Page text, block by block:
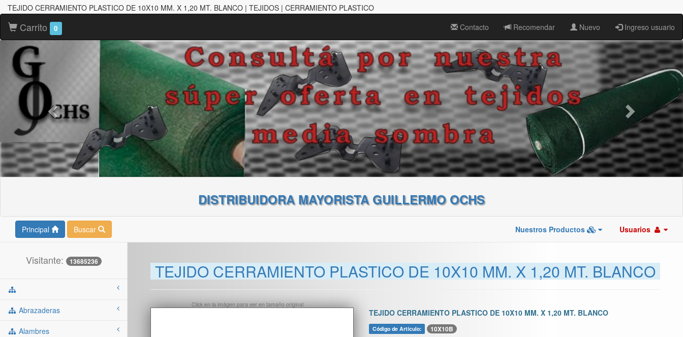
TEJIDO CERRAMIENTO PLASTICO DE 10X10 MM. X 1,20 MT. BLANCO | TEJIDOS | CERRAMIENTO PLASTICO
Carrito 0 Contacto Recomendar Nuevo Ingreso usuario
DISTRIBUIDORA MAYORISTA GUILLERMO OCHS
Principal Buscar Nuestros Productos Usuarios
Visitante: 13685236
Abrazaderas
Alambres
TEJIDO CERRAMIENTO PLASTICO DE 10X10 MM. X 1,20 MT. BLANCO
Click en la imágen para ver en tamaño original
TEJIDO CERRAMIENTO PLASTICO DE 10X10 MM. X 1,20 MT. BLANCO
Código de Artículo: 10X10B